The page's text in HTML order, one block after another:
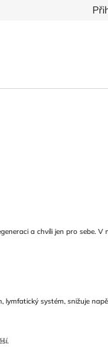
a chvíli jen pro sebe. V
lymfatický systém, snižuje